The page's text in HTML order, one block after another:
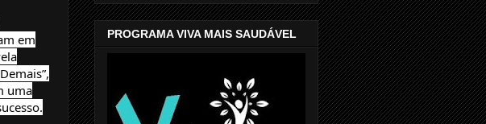
em
uma
PROGRAMA VIVA MAIS SAUDÁVEL